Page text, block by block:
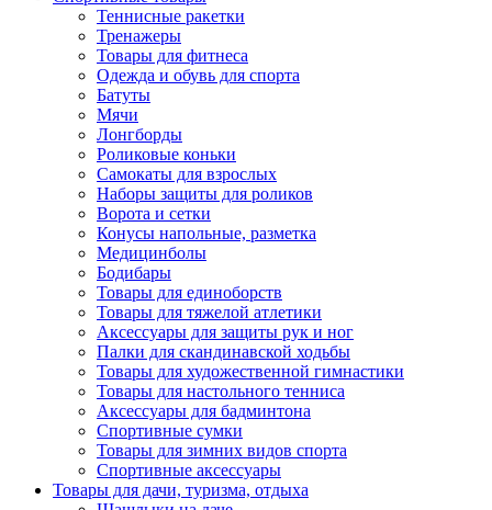
Теннисные ракетки
Тренажеры
Товары для фитнеса
Одежда и обувь для спорта
Батуты
Мячи
Лонгборды
Роликовые коньки
Самокаты для взрослых
Наборы защиты для роликов
Ворота и сетки
Конусы напольные, разметка
Медицинболы
Бодибары
Товары для единоборств
Товары для тяжелой атлетики
Аксессуары для защиты рук и ног
Палки для скандинавской ходьбы
Товары для художественной гимнастики
Товары для настольного тенниса
Аксессуары для бадминтона
Спортивные сумки
Товары для зимних видов спорта
Спортивные аксессуары
Товары для дачи, туризма, отдыха